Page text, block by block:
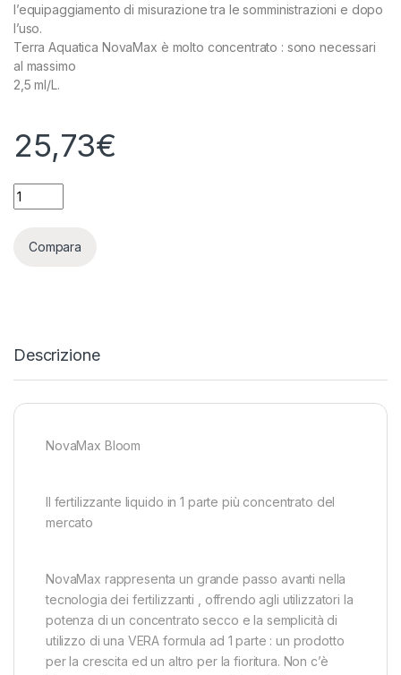
l’equipaggiamento di misurazione tra le somministrazioni e dopo
l’uso.
Terra Aquatica NovaMax è molto concentrato : sono necessari
al massimo
2,5 ml/L.
25,73€
TERRA AQUATICA (GHE) - NOVAMAX BLOOM - 1L quantity
Compara
Descrizione
NovaMax Bloom
Il fertilizzante liquido in 1 parte più concentrato del
mercato
NovaMax rappresenta un grande passo avanti nella
tecnologia dei fertilizzanti , offrendo agli utilizzatori la
potenza di un concentrato secco e la semplicità di
utilizzo di una VERA formula ad 1 parte : un prodotto
per la crescita ed un altro per la fioritura. Non c’è